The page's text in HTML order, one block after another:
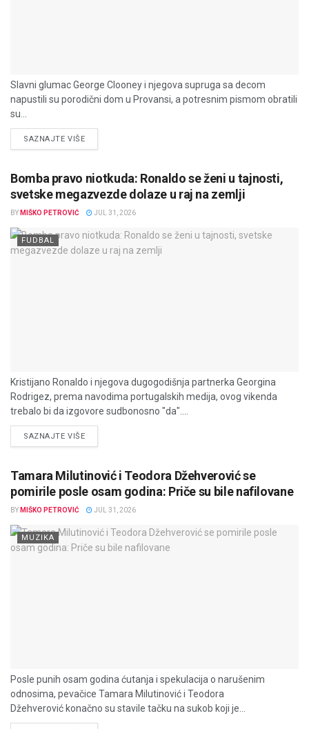
Slavni glumac George Clooney i njegova supruga sa decom
napustili su porodični dom u Provansi, a potresnim pismom obratili
su...
SAZNAJTE VIŠEDETAILS
Bomba pravo niotkuda: Ronaldo se ženi u tajnosti,
svetske megazvezde dolaze u raj na zemlji
BY MIŠKO PETROVIĆ JUL 31, 2026
FUDBAL
Kristijano Ronaldo i njegova dugogodišnja partnerka Georgina
Rodrigez, prema navodima portugalskih medija, ovog vikenda
trebalo bi da izgovore sudbonosno "da"....
SAZNAJTE VIŠEDETAILS
Tamara Milutinović i Teodora Džehverović se
pomirile posle osam godina: Priče su bile nafilovane
BY MIŠKO PETROVIĆ JUL 31, 2026
MUZIKA
Posle punih osam godina ćutanja i spekulacija o narušenim
odnosima, pevačice Tamara Milutinović i Teodora
Džehverović konačno su stavile tačku na sukob koji je...